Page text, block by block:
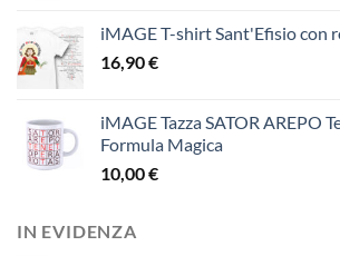
iMAGE T-shirt Sant'Efisio con
16,90€
iMAGE Tazza SATOR AREPO
Formula Magica
10,00€
IN EVIDENZA